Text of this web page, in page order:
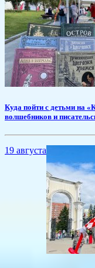
​Куда пойти с детьми на
волшебников и
19 августа